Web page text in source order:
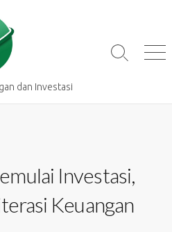
dan Investasi
Search
Investasi,
Keuangan